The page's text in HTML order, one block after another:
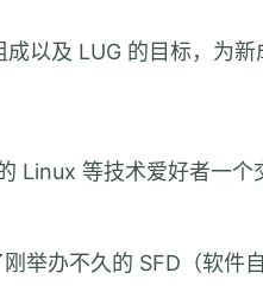
以及 LUG 的目标，为新
Linux 等技术爱好者一个
举办不久的 SFD（软件